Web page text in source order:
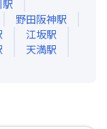
駅
野田阪神駅
江坂駅
天満駅